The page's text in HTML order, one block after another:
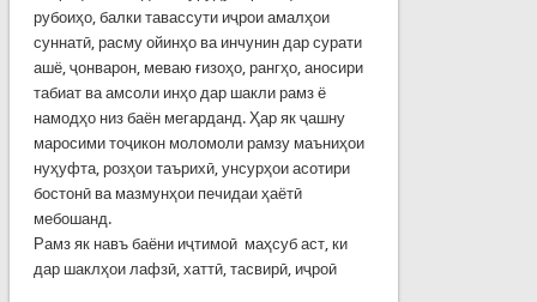
рубоиҳо, балки тавассути иҷрои амалҳои
суннатӣ, расму ойинҳо ва инчунин дар сурати
ашё, ҷонварон, меваю ғизоҳо, рангҳо, аносири
табиат ва амсоли инҳо дар шакли рамз ё
намодҳо низ баён мегарданд. Ҳар як ҷашну
маросими тоҷикон моломоли рамзу маъниҳои
нуҳуфта, розҳои таърихӣ, унсурҳои асотири
бостонӣ ва мазмунҳои печидаи ҳаётӣ
мебошанд.
Рамз як навъ баёни иҷтимоӣ маҳсуб аст, ки
дар шаклҳои лафзӣ, хаттӣ, тасвирӣ, иҷроӣ